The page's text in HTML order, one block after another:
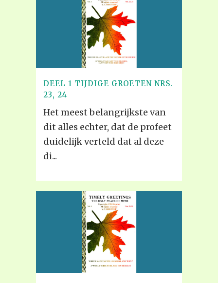
DEEL 1 TIJDIGE GROETEN NRS.
23, 24
Het meest belangrijkste van
dit alles echter, dat de profeet
duidelijk verteld dat al deze
di...